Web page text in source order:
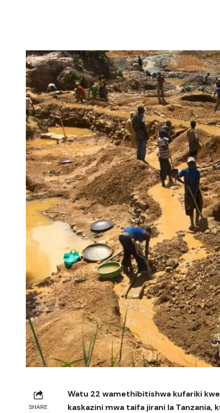
SHARE
Watu 22 wamethibitishwa kufariki
kaskazini mwa taifa jirani la Tanzania,